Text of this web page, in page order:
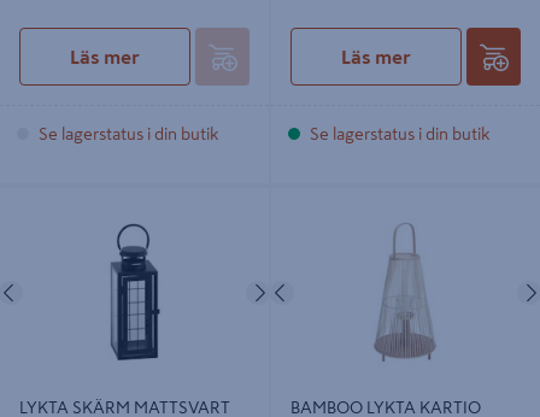
Läs mer
Se lagerstatus i din butik
Läs mer
Se lagerstatus i din butik
Nästa
LYKTA SKÄRM MATTSVART
Föregående
BAMBOO LYKTA KARTIO